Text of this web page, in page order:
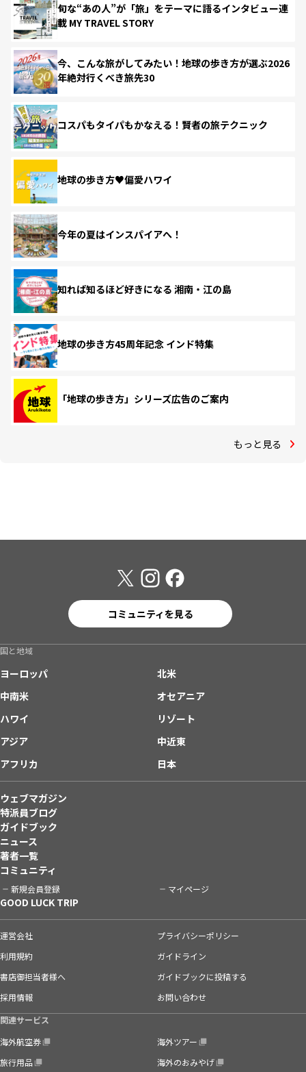
旬な“あの人”が「旅」をテーマに語るインタビュー連
載 MY TRAVEL STORY
今、こんな旅がしてみたい！地球の歩き方が選ぶ2026
年絶対行くべき旅先30
コスパもタイパもかなえる！賢者の旅テクニック
地球の歩き方♥偏愛ハワイ
今年の夏はインスパイアへ！
知れば知るほど好きになる 湘南・江の島
地球の歩き方45周年記念 インド特集
「地球の歩き方」シリーズ広告のご案内
もっと見る
コミュニティを見る
国と地域
ヨーロッパ
北米
中南米
オセアニア
ハワイ
リゾート
アジア
中近東
アフリカ
日本
ウェブマガジン
特派員ブログ
ガイドブック
ニュース
著者一覧
コミュニティ
新規会員登録 マイページ
GOOD LUCK TRIP
運営会社
プライバシーポリシー
利用規約
ガイドライン
書店御担当者様へ
ガイドブックに投稿する
採用情報
お問い合わせ
関連サービス
海外航空券
海外ツアー
旅行用品
海外のおみやげ